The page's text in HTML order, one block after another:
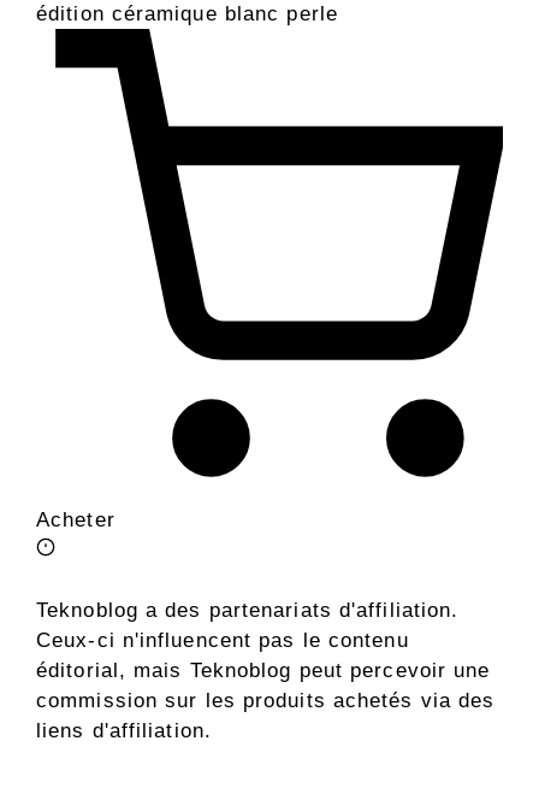
édition céramique blanc perle
Acheter
Teknoblog a des partenariats d'affiliation.
Ceux-ci n'influencent pas le contenu
éditorial, mais Teknoblog peut percevoir une
commission sur les produits achetés via des
liens d'affiliation.